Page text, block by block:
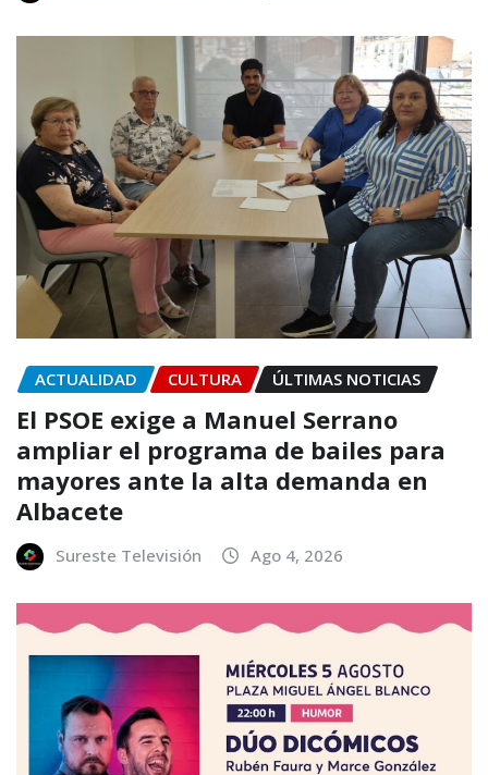
ACTUALIDAD CULTURA ÚLTIMAS NOTICIAS
El PSOE exige a Manuel Serrano
ampliar el programa de bailes para
mayores ante la alta demanda en
Albacete
Sureste Televisión Ago 4, 2026